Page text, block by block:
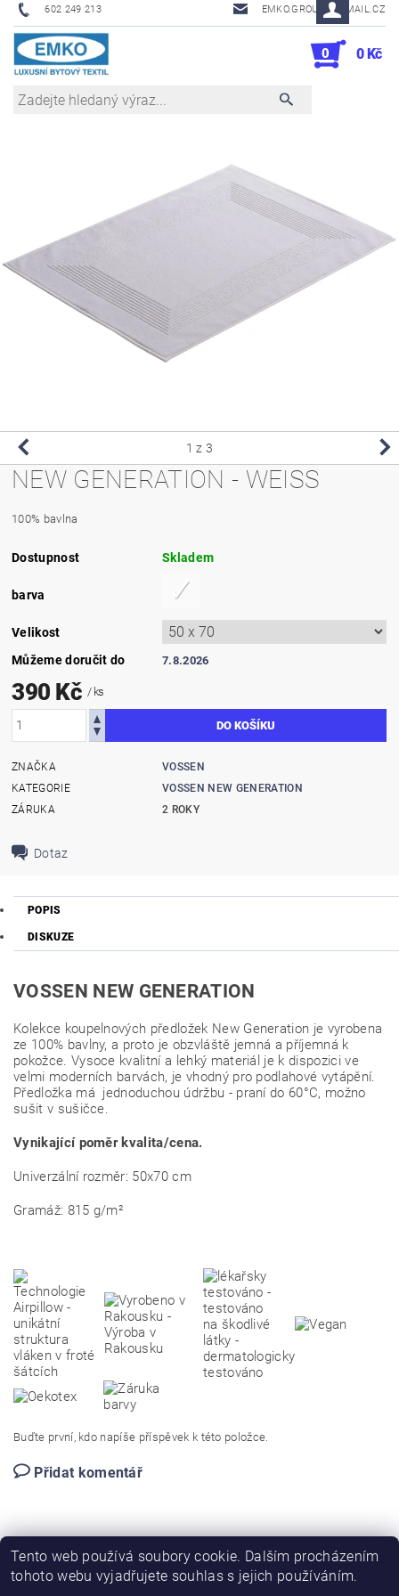
602 249 213 EMKO.GROUSL@EMAIL.CZ
0 0 Kč
1 z 3
NEW GENERATION - WEISS
100% bavlna
Dostupnost Skladem
barva
Velikost
Můžeme doručit do
7.8.2026
390 Kč / ks
ZNAČKA
VOSSEN
KATEGORIE
VOSSEN NEW GENERATION
ZÁRUKA
2 ROKY
Dotaz
POPIS
DISKUZE
VOSSEN NEW GENERATION
Kolekce koupelnových předložek New Generation je vyrobena
ze 100% bavlny, a proto je obzvláště jemná a příjemná k
pokožce. Vysoce kvalitní a lehký materiál je k dispozici ve
velmi moderních barvách, je vhodný pro podlahové vytápění.
Předložka má jednoduchou údržbu - praní do 60°C, možno
sušit v sušičce.
Vynikající poměr kvalita/cena.
Univerzální rozměr: 50x70 cm
Gramáž: 815 g/m²
Buďte první, kdo napíše příspěvek k této položce.
Přidat komentář
Tento web používá soubory cookie. Dalším procházením
tohoto webu vyjadřujete souhlas s jejich používáním.